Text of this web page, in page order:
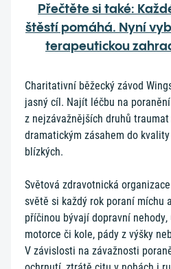
Přečtěte si také:
štěstí pomáhá. Nyní
terapeutickou
Charitativní běžecký závod
jasný cíl. Najít léčbu na
z nejzávažnějších druhů
dramatickým zásahem do
blízkých.
Světová zdravotnická
světě si každý rok poraní míchu
příčinou bývají dopravní
motorce či kole, pády z výšky
V závislosti na závažnosti